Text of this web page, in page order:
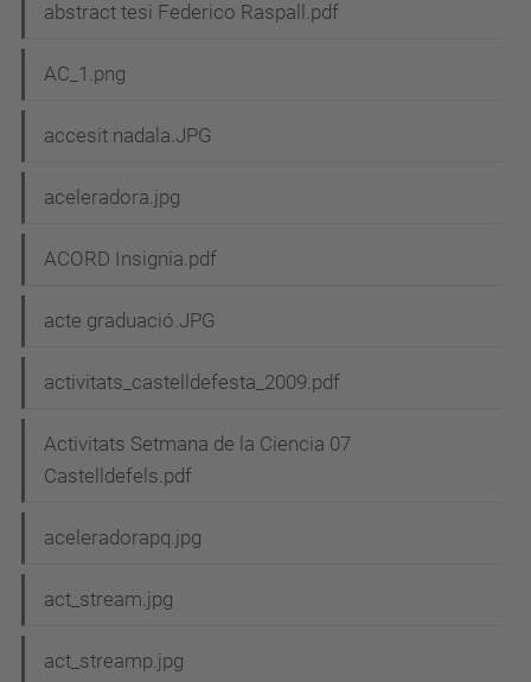
abstract tesi Federico Raspall.pdf
AC_1.png
accesit nadala.JPG
aceleradora.jpg
ACORD Insignia.pdf
acte graduació.JPG
activitats_castelldefesta_2009.pdf
Activitats Setmana de la Ciencia 07
Castelldefels.pdf
aceleradorapq.jpg
act_stream.jpg
act_streamp.jpg